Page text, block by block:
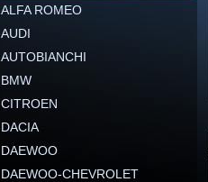
ALFA ROMEO
AUDI
AUTOBIANCHI
BMW
CITROEN
DACIA
DAEWOO
DAEWOO-CHEVROLET